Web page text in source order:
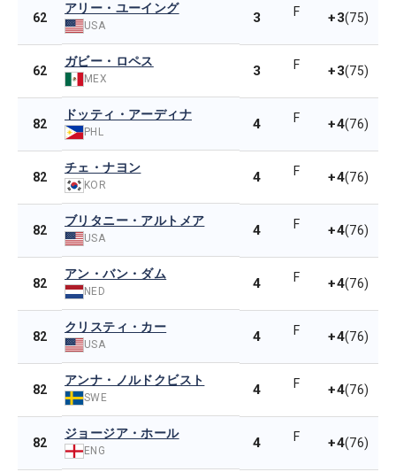
62
アリー・ユーイング
USA 3 F +3(75)
62
ガビー・ロペス
MEX 3 F +3(75)
82
ドッティ・アーディナ
PHL 4 F +4(76)
82
チェ・ナヨン
KOR 4 F +4(76)
82
ブリタニー・アルトメア
USA 4 F +4(76)
82
アン・バン・ダム
NED 4 F +4(76)
82
クリスティ・カー
USA 4 F +4(76)
82
アンナ・ノルドクビスト
SWE 4 F +4(76)
82
ジョージア・ホール
ENG 4 F +4(76)